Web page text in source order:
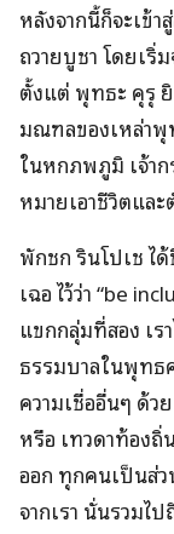
หลังจากนี้ก็จะเข้
ถวายบูชา โดยเริ่
ตั้งแต่ พุทธะ คุรุ
มณฑลของเหล่า
ในหกภพภูมิ เจ้าก
หมายเอาชีวิตแล
พักชก รินโปเช ไ
เฉอ ไว้ว่า “be
แขกกลุ่มที่สอง เ
ธรรมบาลในพุทธ
ความเชื่ออื่นๆ ด้ว
หรือ เทวดาท้องถิ่
ออก ทุกคนเป็นส่ว
จากเรา นั่นรวมไ